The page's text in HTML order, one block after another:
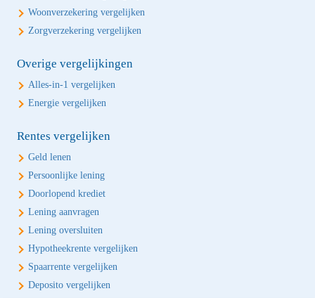
Woonverzekering vergelijken
Zorgverzekering vergelijken
Overige vergelijkingen
Alles-in-1 vergelijken
Energie vergelijken
Rentes vergelijken
Geld lenen
Persoonlijke lening
Doorlopend krediet
Lening aanvragen
Lening oversluiten
Hypotheekrente vergelijken
Spaarrente vergelijken
Deposito vergelijken